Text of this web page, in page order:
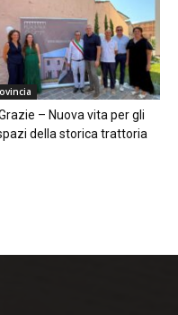
– Nuova vita per gli
della storica trattoria